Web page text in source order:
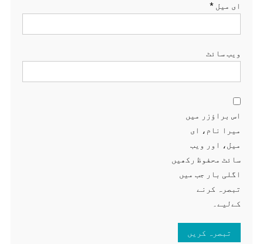
ای میل *
ویب‌ سائٹ
اس براؤزر میں
میرا نام، ای
میل، اور ویب
سائٹ محفوظ رکھیں
اگلی بار جب میں
تبصرہ کرنے
کےلیے۔